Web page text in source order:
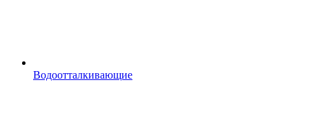
Водоотталкивающие